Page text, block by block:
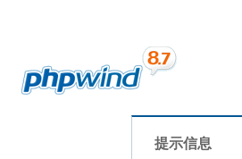
提示信息